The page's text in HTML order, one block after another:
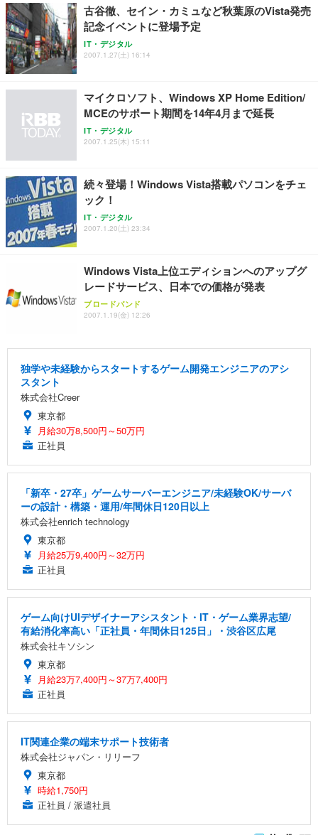
古谷徹、セイン・カミュなど秋葉原のVista発売
記念イベントに登場予定
IT・デジタル
2007.1.27(土) 16:14
マイクロソフト、Windows XP Home Edition/
MCEのサポート期間を14年4月まで延長
IT・デジタル
2007.1.25(木) 15:11
続々登場！Windows Vista搭載パソコンをチェ
ック！
IT・デジタル
2007.1.20(土) 23:34
Windows Vista上位エディションへのアップグ
レードサービス、日本での価格が発表
ブロードバンド
2007.1.19(金) 12:26
独学や未経験からスタートするゲーム開発エンジニアのアシ
スタント
株式会社Creer
東京都
月給30万8,500円～50万円
正社員
「新卒・27卒」ゲームサーバーエンジニア/未経験OK/サーバ
ーの設計・構築・運用/年間休日120日以上
株式会社enrich technology
東京都
月給25万9,400円～32万円
正社員
ゲーム向けUIデザイナーアシスタント・IT・ゲーム業界志望/
有給消化率高い「正社員・年間休日125日」・渋谷区広尾
株式会社キソシン
東京都
月給23万7,400円～37万7,400円
正社員
IT関連企業の端末サポート技術者
株式会社ジャパン・リリーフ
東京都
時給1,750円
正社員 / 派遣社員